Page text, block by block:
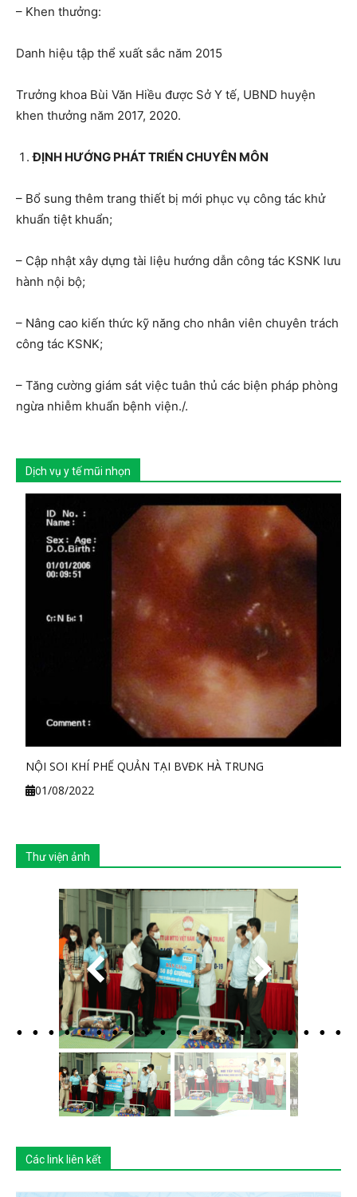
– Khen thưởng:
Danh hiệu tập thể xuất sắc năm 2015
Trưởng khoa Bùi Văn Hiều được Sở Y tế, UBND huyện
khen thưởng năm 2017, 2020.
ĐỊNH HƯỚNG PHÁT TRIỂN CHUYÊN MÔN
– Bổ sung thêm trang thiết bị mới phục vụ công tác khử
khuẩn tiệt khuẩn;
– Cập nhật xây dựng tài liệu hướng dẫn công tác KSNK lưu
hành nội bộ;
– Nâng cao kiến thức kỹ năng cho nhân viên chuyên trách
công tác KSNK;
– Tăng cường giám sát việc tuân thủ các biện pháp phòng
ngừa nhiễm khuẩn bệnh viện./.
Dịch vụ y tế mũi nhọn
NỘI SOI KHÍ PHẾ QUẢN TẠI BVĐK HÀ TRUNG
01/08/2022
Thư viện ảnh
Các link liên kết